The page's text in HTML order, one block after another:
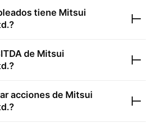
tiene Mitsui
?
de Mitsui
?
acciones de Mitsui
?